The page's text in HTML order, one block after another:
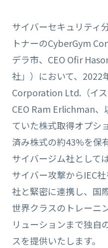
サイバーセキュリティ
トナーのCyberGym
デラ市、CEO Ofir
社」）において、
Corporation Ltd.（イ
CEO Ram Erlichman、
ていた株式取得オプシ
済み株式の約43%を保
サイバージム社として
サイバー攻撃からIEC
社と緊密に連携し、国
世界クラスのトレーニ
リューションまで独自
スを提供いたします。